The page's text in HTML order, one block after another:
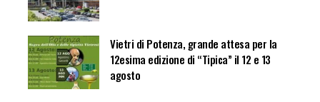
Vietri di Potenza, grande attesa per la
12esima edizione di “Tipica” il 12 e 13
agosto